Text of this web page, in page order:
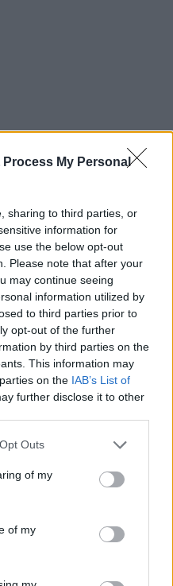
Process My Personal
sharing to third parties, or
information for
use the below opt-out
Please note that after your
may continue seeing
information utilized by
to third parties prior to
opt-out of the further
by third parties on the
This information may
on the IAB’s List of
further disclose it to other
Outs
of my
of my
της βιομηχανίας
ασφάλεια και
στο ζήτημα των
στις χρονοβόρες
η αντιπαράθεση για
η παρουσίαση του